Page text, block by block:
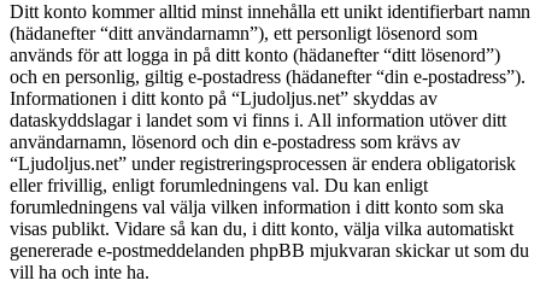
Ditt konto kommer alltid minst innehålla ett unikt identifierbart namn
(hädanefter “ditt användarnamn”), ett personligt lösenord som
används för att logga in på ditt konto (hädanefter “ditt lösenord”)
och en personlig, giltig e-postadress (hädanefter “din e-postadress”).
Informationen i ditt konto på “Ljudoljus.net” skyddas av
dataskyddslagar i landet som vi finns i. All information utöver ditt
användarnamn, lösenord och din e-postadress som krävs av
“Ljudoljus.net” under registreringsprocessen är endera obligatorisk
eller frivillig, enligt forumledningens val. Du kan enligt
forumledningens val välja vilken information i ditt konto som ska
visas publikt. Vidare så kan du, i ditt konto, välja vilka automatiskt
genererade e-postmeddelanden phpBB mjukvaran skickar ut som du
vill ha och inte ha.